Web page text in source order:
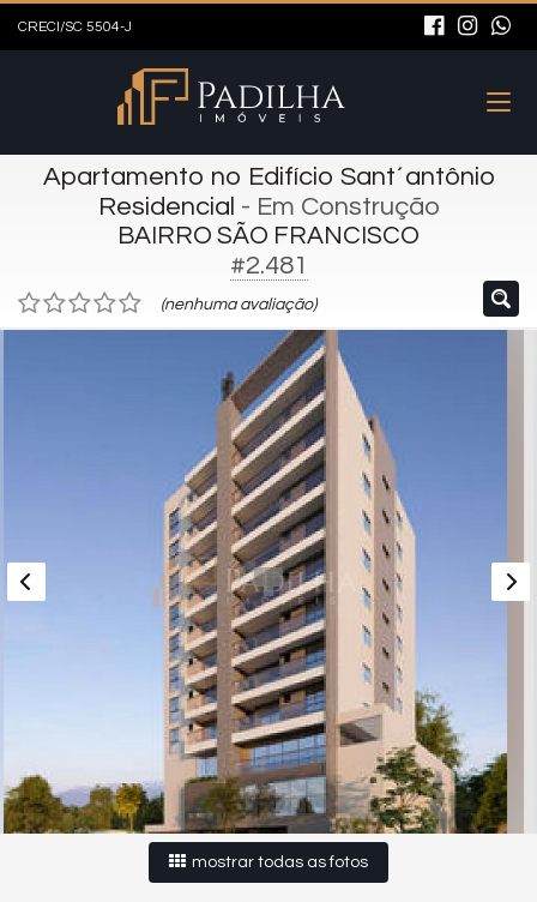
CRECI/SC 5504-J
Apartamento no Edifício Sant´antônio
Residencial - Em Construção
BAIRRO SÃO FRANCISCO
#2.481
(nenhuma avaliação)
mostrar todas as fotos